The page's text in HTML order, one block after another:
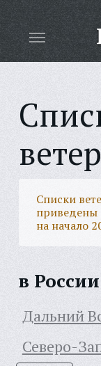
Списки
приведены
на начало
в России
Дальний
Северо-